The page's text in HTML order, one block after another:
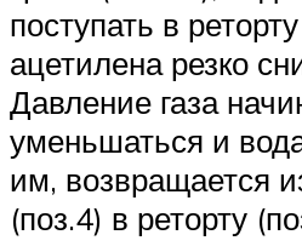
поступать в
ацетилена резко
Давление газа
уменьшаться и
им, возвращается
(поз.4) в реторту